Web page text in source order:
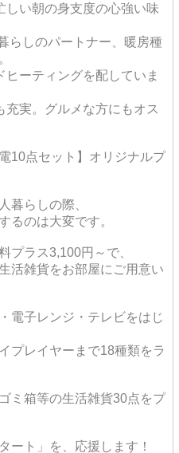
しい朝の身支度の心強い味
らしのパートナー、暖房種
ーティングを配していま
実。グルメな方にもオス
10点セット】オリジナルプ
暮らしの際、
るのは大変です。
プラス3,100円～で、
活雑貨をお部屋にご用意い
電子レンジ・テレビをはじ
プレイヤーまで18種類をラ
ミ箱等の生活雑貨30点をプ
ート」を、応援します！